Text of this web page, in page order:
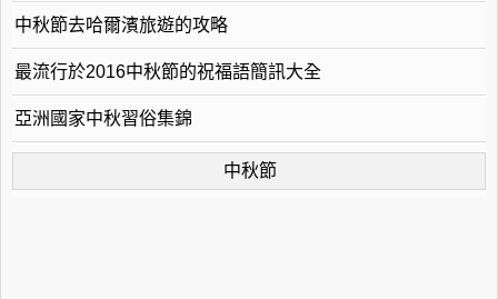
中秋節去哈爾濱旅遊的攻略
最流行於2016中秋節的祝福語簡訊大全
亞洲國家中秋習俗集錦
中秋節